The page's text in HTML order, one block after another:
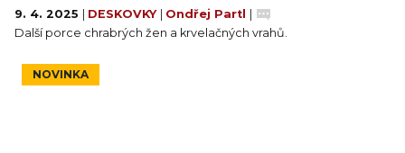
9. 4. 2025 DESKOVKY Ondřej Partl
Další porce chrabrých žen a krvelačných vrahů.
NOVINKA